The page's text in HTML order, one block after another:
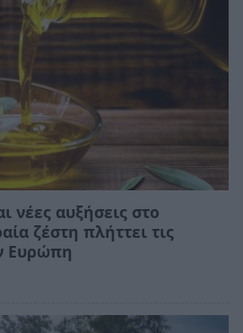
νέες αυξήσεις στο
ζέστη πλήττει τις
Ευρώπη